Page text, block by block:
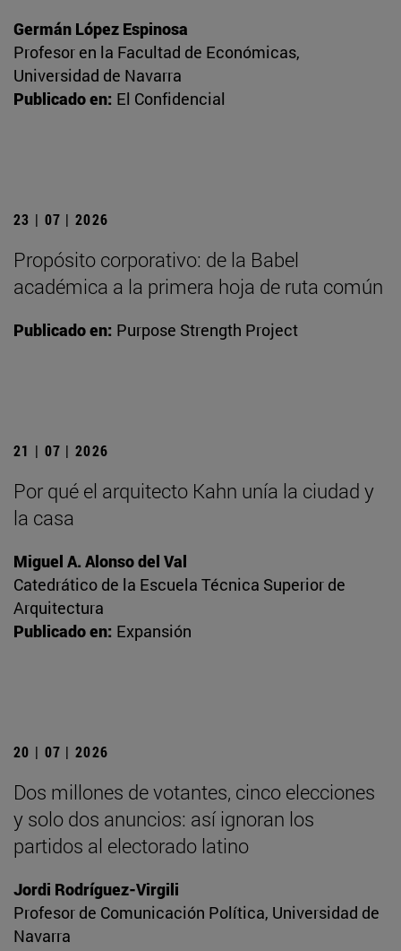
Germán López Espinosa
Profesor en la Facultad de Económicas,
Universidad de Navarra
Publicado en: El Confidencial
23 | 07 | 2026
Propósito corporativo: de la Babel
académica a la primera hoja de ruta común
Publicado en: Purpose Strength Project
21 | 07 | 2026
Por qué el arquitecto Kahn unía la ciudad y
la casa
Miguel A. Alonso del Val
Catedrático de la Escuela Técnica Superior de
Arquitectura
Publicado en: Expansión
20 | 07 | 2026
Dos millones de votantes, cinco elecciones
y solo dos anuncios: así ignoran los
partidos al electorado latino
Jordi Rodríguez-Virgili
Profesor de Comunicación Política, Universidad de
Navarra